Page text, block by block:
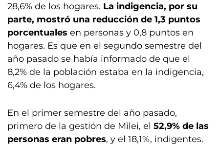
28,6% de los hogares. La indigencia, por su
parte, mostró una reducción de 1,3 puntos
porcentuales en personas y 0,8 puntos en
hogares. Es que en el segundo semestre del
año pasado se había informado de que el
8,2% de la población estaba en la indigencia,
6,4% de los hogares.
En el primer semestre del año pasado,
primero de la gestión de Milei, el 52,9% de las
personas eran pobres, y el 18,1%, indigentes.